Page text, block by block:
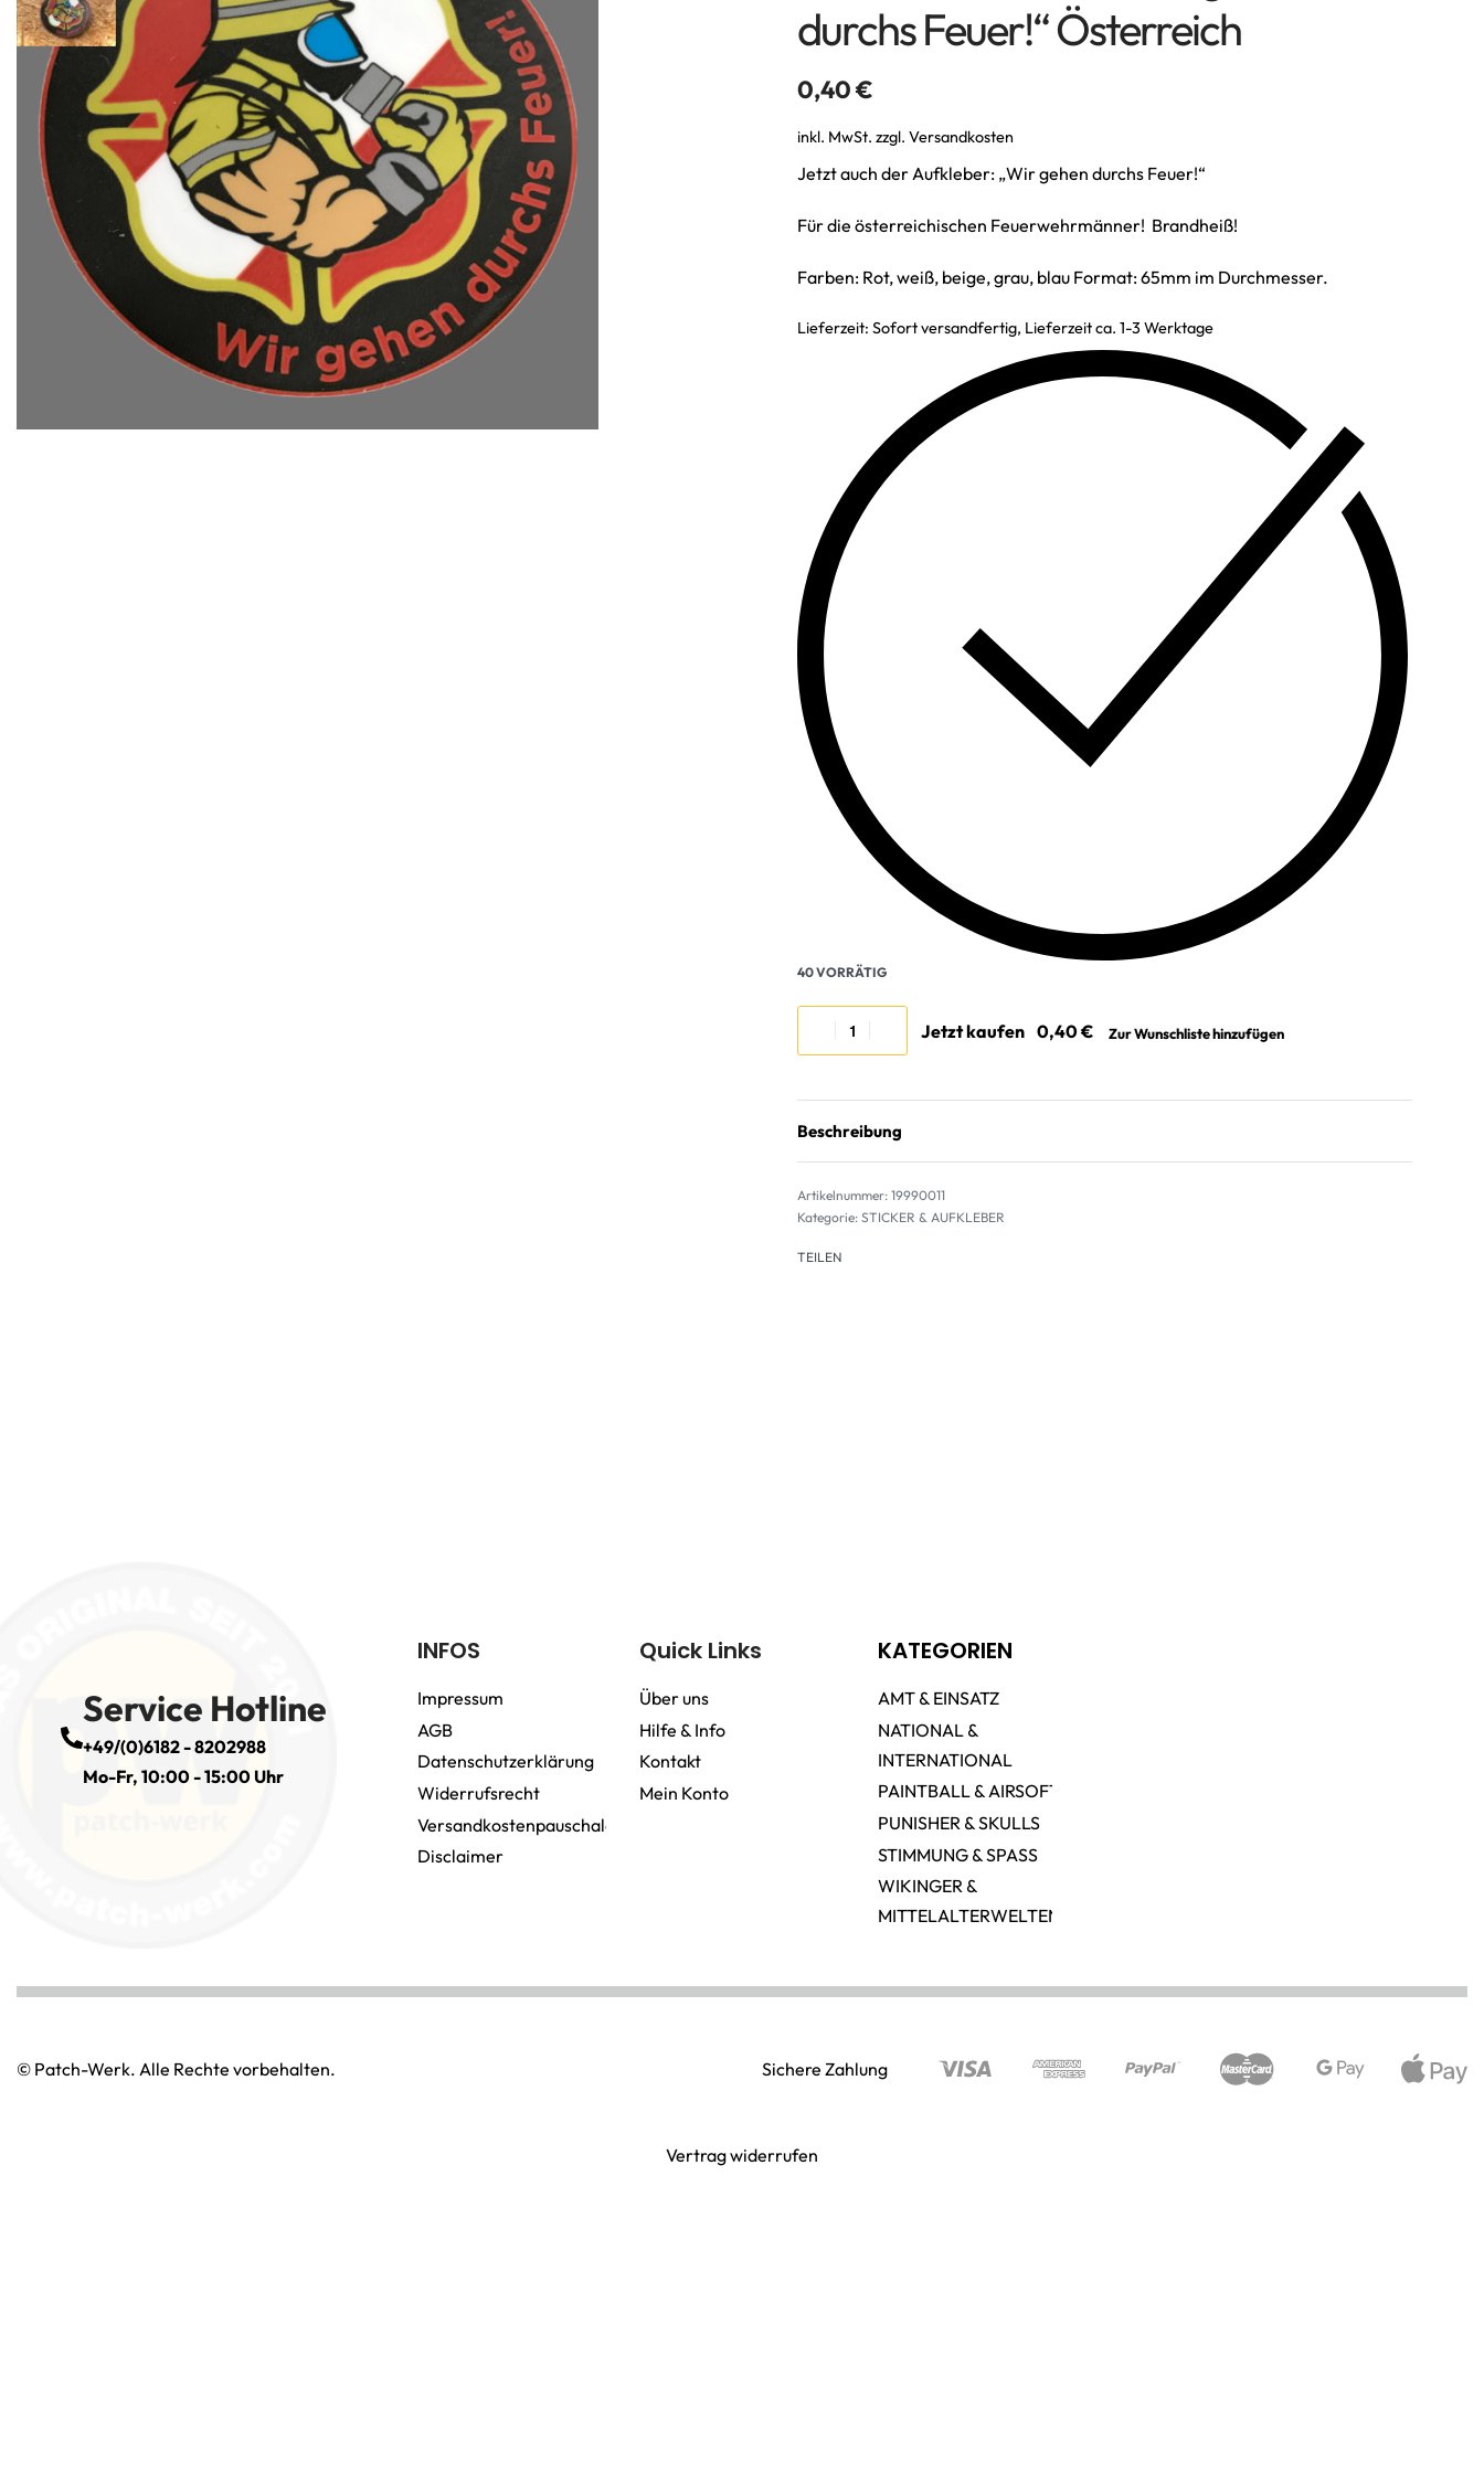
durchs Feuer!“ Österreich
0,40€
inkl. MwSt. zzgl. Versandkosten
Jetzt auch der Aufkleber: „Wir gehen durchs Feuer!“
Für die österreichischen Feuerwehrmänner! Brandheiß!
Farben: Rot, weiß, beige, grau, blau Format: 65mm im Durchmesser.
Lieferzeit: Sofort versandfertig, Lieferzeit ca. 1-3 Werktage
40 VORRÄTIG
Jetzt kaufen Zur Wunschliste hinzufügen
Beschreibung
19990011
Kategorie: STICKER & AUFKLEBER
TEILEN
Service Hotline
+49/(0)6182 - 8202988
Mo-Fr, 10:00 - 15:00 Uhr
INFOS
Impressum
AGB
Datenschutzerklärung
Widerrufsrecht
Versandkostenpauschale
Disclaimer
Quick Links
Über uns
Hilfe & Info
Kontakt
Mein Konto
KATEGORIEN
AMT & EINSATZ
NATIONAL &
INTERNATIONAL
PAINTBALL & AIRSOFT
PUNISHER & SKULLS
STIMMUNG & SPASS
WIKINGER &
MITTELALTERWELTEN
© Patch-Werk. Alle Rechte vorbehalten. Sichere Zahlung
Vertrag widerrufen